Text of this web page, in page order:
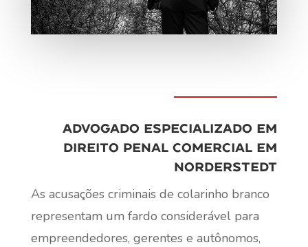
Advogado especializado em
direito penal comercial em
Norderstedt
As acusações criminais de colarinho branco
representam um fardo considerável para
empreendedores, gerentes e autônomos,